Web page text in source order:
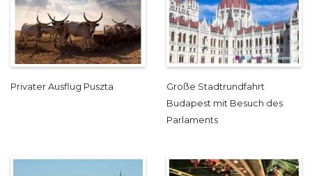
Privater Ausflug Puszta
Große Stadtrundfahrt
Budapest mit Besuch des
Parlaments